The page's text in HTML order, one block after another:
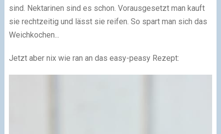
sind. Nektarinen sind es schon. Vorausgesetzt man kauft
sie rechtzeitig und lässt sie reifen. So spart man sich das
Weichkochen...
Jetzt aber nix wie ran an das easy-peasy Rezept: